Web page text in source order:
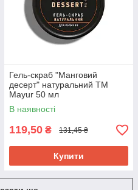
Гель-скраб "Манговий
десерт" натуральний TM
Mayur 50 мл
В наявності
119,50 ₴ 131,45 ₴
Купити